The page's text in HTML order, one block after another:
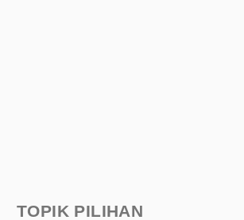
TOPIK PILIHAN